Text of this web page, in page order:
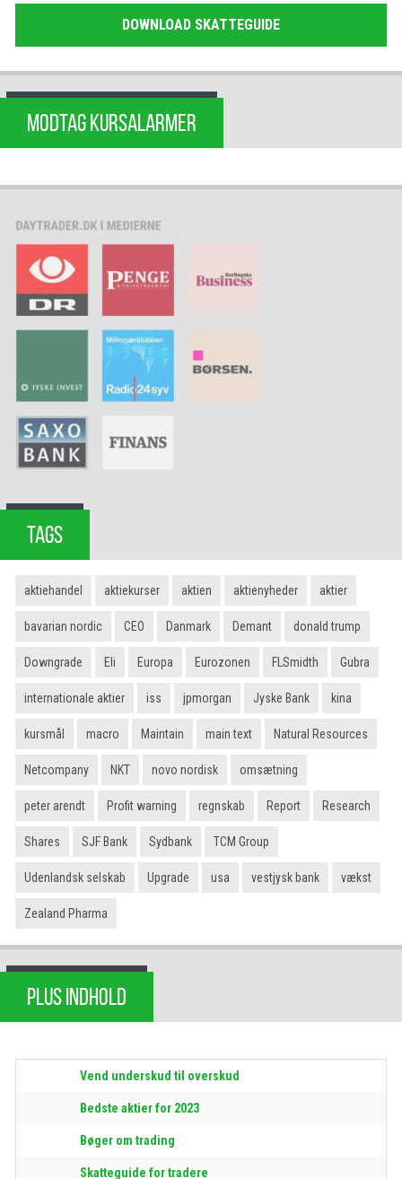
DOWNLOAD SKATTEGUIDE
MODTAG KURSALARMER
TAGS
aktiehandel aktiekurser aktien aktienyheder aktier
bavarian nordic CEO Danmark Demant donald trump
Downgrade Eli Europa Eurozonen FLSmidth Gubra
internationale aktier iss jpmorgan Jyske Bank kina
kursmål macro Maintain main text Natural Resources
Netcompany NKT novo nordisk omsætning
peter arendt Profit warning regnskab Report Research
Shares SJF Bank Sydbank TCM Group
Udenlandsk selskab Upgrade usa vestjysk bank vækst
Zealand Pharma
PLUS INDHOLD
Vend underskud til overskud
Bedste aktier for 2023
Bøger om trading
Skatteguide for tradere